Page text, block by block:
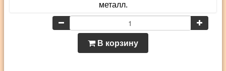
металл.
В корзину